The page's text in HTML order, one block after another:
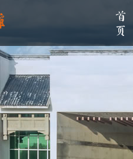
首页
单位简介 组织架构 伟